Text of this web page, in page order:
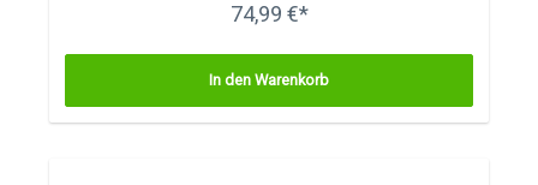
74,99 €*
In den Warenkorb